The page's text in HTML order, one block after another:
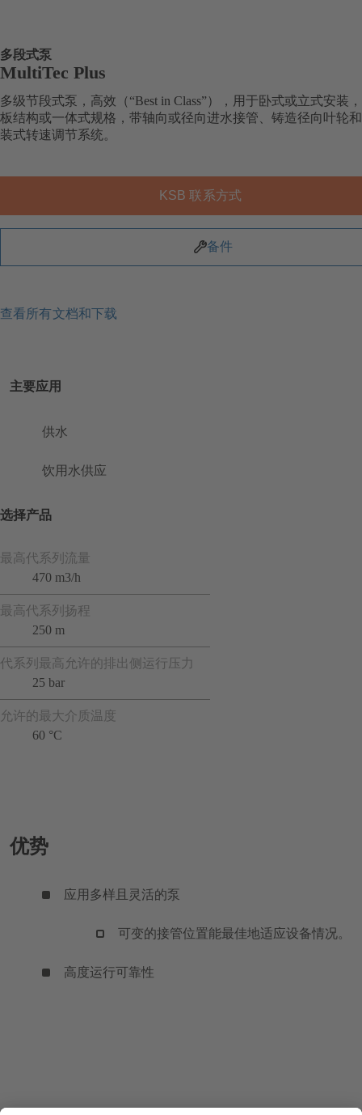
多段式泵
MultiTec Plus
多级节段式泵，高效（“Best in Class”），用于卧式或立式安装
板结构或一体式规格，带轴向或径向进水接管、铸造径向叶轮
装式转速调节系统。
KSB 联系方式
备件
查看所有文档和下载
主要应用
供水
饮用水供应
选择产品
最高代系列流量
470 m3/h
最高代系列扬程
250 m
代系列最高允许的排出侧运行压力
25 bar
允许的最大介质温度
60 °C
优势
应用多样且灵活的泵
可变的接管位置能最佳地适应设备情况。
高度运行可靠性